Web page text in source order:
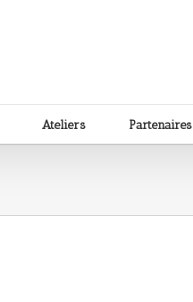
Ateliers Partenaires